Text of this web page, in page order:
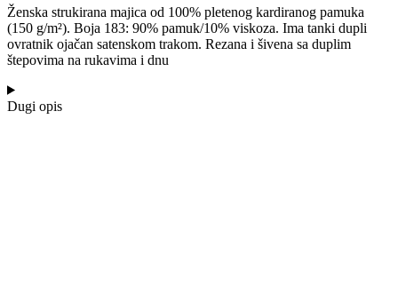
Ženska strukirana majica od 100% pletenog kardiranog pamuka
(150 g/m²). Boja 183: 90% pamuk/10% viskoza. Ima tanki dupli
ovratnik ojačan satenskom trakom. Rezana i šivena sa duplim
štepovima na rukavima i dnu
Dugi opis